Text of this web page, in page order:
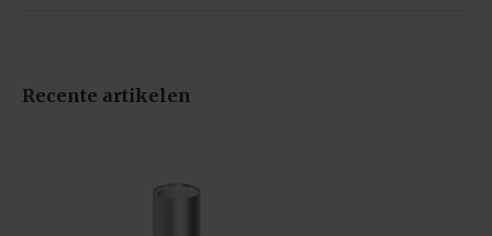
Recente artikelen